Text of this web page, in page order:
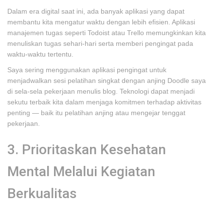
Dalam era digital saat ini, ada banyak aplikasi yang dapat
membantu kita mengatur waktu dengan lebih efisien. Aplikasi
manajemen tugas seperti Todoist atau Trello memungkinkan kita
menuliskan tugas sehari-hari serta memberi pengingat pada
waktu-waktu tertentu.
Saya sering menggunakan aplikasi pengingat untuk
menjadwalkan sesi pelatihan singkat dengan anjing Doodle saya
di sela-sela pekerjaan menulis blog. Teknologi dapat menjadi
sekutu terbaik kita dalam menjaga komitmen terhadap aktivitas
penting — baik itu pelatihan anjing atau mengejar tenggat
pekerjaan.
3. Prioritaskan Kesehatan
Mental Melalui Kegiatan
Berkualitas